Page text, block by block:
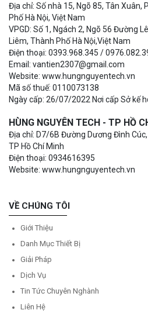
Địa chỉ: Số nhà 15, Ngõ 85, Tân Xuân,
Phố Hà Nội, Việt Nam
VPGD: Số 1, Ngách 2, Ngõ 56 Đường
Liêm, Thành Phố Hà Nội,Việt Nam
Điện thoại: 0393.968.345 /
Email: vantien2307@gmail.com
Website: www.hungnguyentech.vn
Mã số thuế: 0110073138
Ngày cấp: 26/07/2022 Nơi cấp Sở kế
HÙNG NGUYÊN TECH - TP HỒ
Địa chỉ: D7/6B Đường Dương Đình Cúc,
TP Hồ Chí Minh
Điện thoại: 0934616395
Website: www.hungnguyentech.vn
VỀ CHÚNG TÔI
Giới Thiệu
Danh Mục Thiết Bị
Giải Pháp
Dịch Vụ
Tin Tức Chuyên Nghành
Liên Hệ